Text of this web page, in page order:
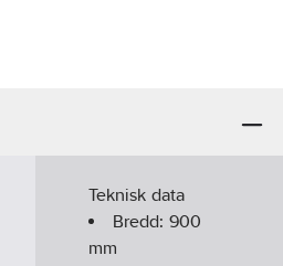
Teknisk data
Bredd: 900
mm